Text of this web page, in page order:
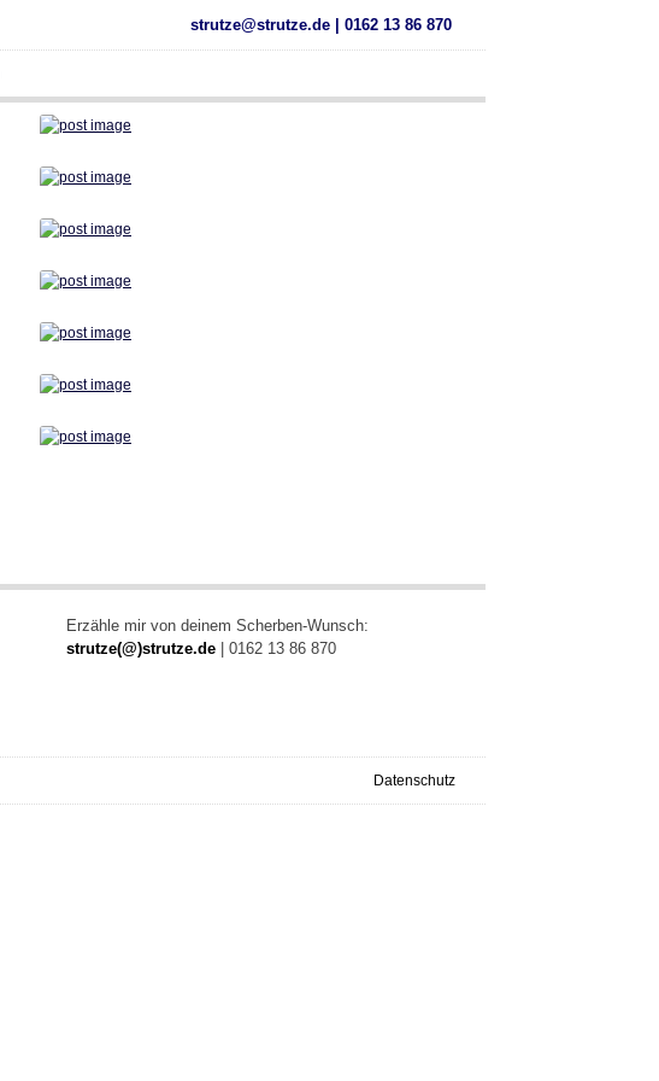
strutze@strutze.de | 0162 13 86 870
Erzähle mir von deinem Scherben-Wunsch:
strutze(@)strutze.de | 0162 13 86 870
Datenschutz